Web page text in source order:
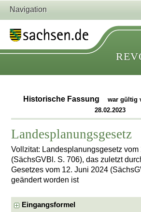
Navigation
Historische Fassung
war gültig
28.02.2023
Landesplanungsgesetz
Vollzitat: Landesplanungsgesetz vom
(SächsGVBl. S. 706), das zuletzt
Gesetzes vom 12. Juni 2024
geändert worden ist
Eingangsformel